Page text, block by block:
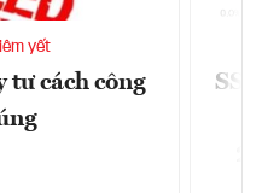
yết
tư cách công
SSI